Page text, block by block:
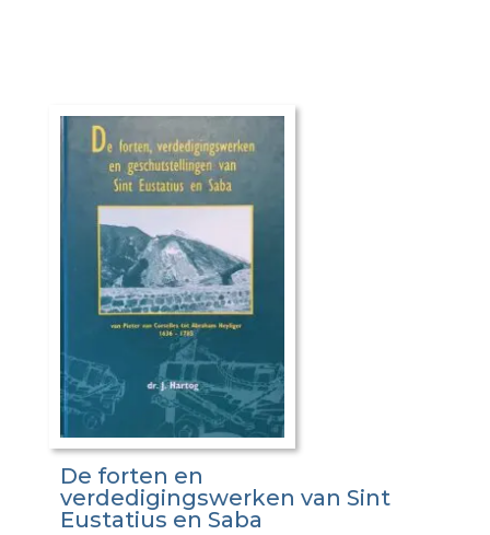
De forten en
verdedigingswerken van Sint
Eustatius en Saba